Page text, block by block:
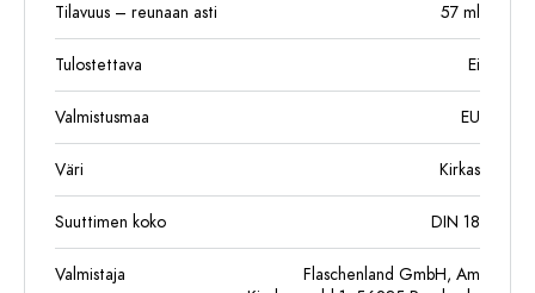
Tilavuus – reunaan asti 57 ml
Tulostettava Ei
Valmistusmaa EU
Väri Kirkas
Suuttimen koko DIN 18
Valmistaja
Flaschenland GmbH, Am